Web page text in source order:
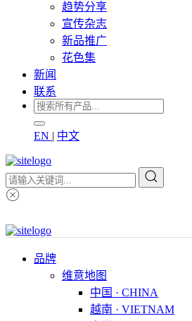
趋势分享
宣传杂志
新品推广
花色集
新闻
联系
EN | 中文
品牌
维意地图
中国 · CHINA
越南 · VIETNAM